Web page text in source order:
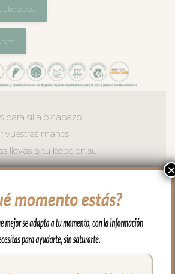
para silla o capazo
vuestras manos
llevas a tu bebe en su
Se coloca de
abres las
el manillar del
en sillas de bastón
×